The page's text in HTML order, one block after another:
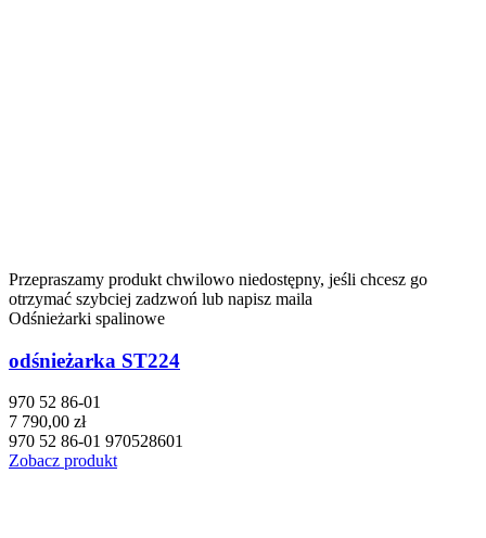
Przepraszamy produkt chwilowo niedostępny, jeśli chcesz go
otrzymać szybciej zadzwoń lub napisz maila
Odśnieżarki spalinowe
odśnieżarka ST224
970 52 86-01
7 790,00 zł
970 52 86-01 970528601
Zobacz produkt